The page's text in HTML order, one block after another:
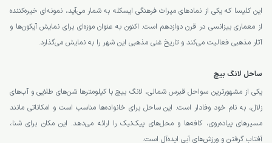
این کلیسا که یکی از نمادهای میراث فرهنگی ایسکله به شمار می‌آید، نمونه‌ای خیره‌کننده
از معماری بیزانسی در قرن دوازدهم است. اکنون به عنوان موزه‌ای برای نمایش آیکون‌ها و
آثار مذهبی فعالیت می‌کند و تاریخ غنی مذهبی این شهر را به نمایش می‌گذارد.
ساحل لانگ بیچ
یکی از مشهورترین سواحل قبرس شمالی، لانگ بیچ با کیلومترها شن‌های طلایی و آب‌های
زلال، به نام خود وفادار است. این ساحل برای خانواده‌ها مناسب است و امکاناتی مانند
مسیرهای پیاده‌روی، کافه‌ها و محل‌های پیک‌نیک را ارائه می‌دهد. این مکان برای شنا،
آفتاب گرفتن و ورزش‌های آبی ایده‌آل است.